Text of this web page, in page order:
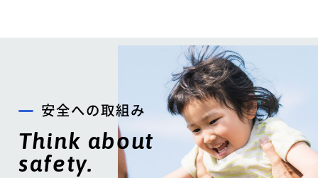
安全への取組み
Think about
safety.